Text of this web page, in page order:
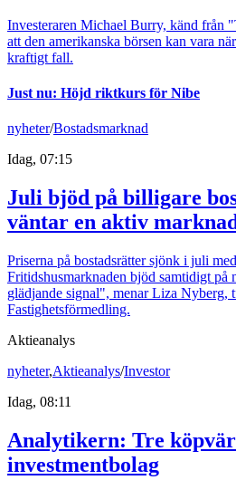
Investeraren Michael Burry, känd från
att den amerikanska börsen kan vara
kraftigt fall.
Just nu: Höjd riktkurs för Nibe
nyheter/Bostadsmarknad
Idag, 07:15
Juli bjöd på billigare
väntar en aktiv
Priserna på bostadsrätter sjönk i juli
Fritidshusmarknaden bjöd samtidigt på
glädjande signal", menar Liza Nyberg,
Fastighetsförmedling.
Aktieanalys
nyheter,Aktieanalys/Investor
Idag, 08:11
Analytikern: Tre
investmentbolag